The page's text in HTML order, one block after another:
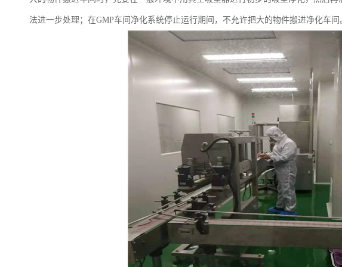
法进一步处理；在GMP车间净化系统停止运行期间，不允许把大的物件搬进净化车间